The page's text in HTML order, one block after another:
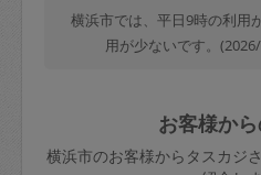
横浜市では、平日9時の利用
用が少ないです。
お客様か
横浜市のお客様からタスカジ